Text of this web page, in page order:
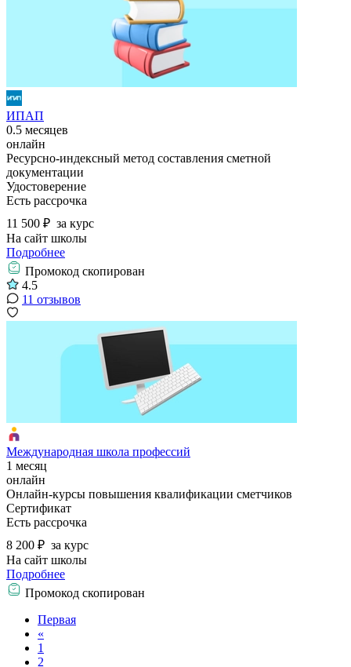
ИПАП
0.5 месяцев
онлайн
Ресурсно-индексный метод составления сметной
документации
Удостоверение
Есть рассрочка
11 500 ₽ за курс
На сайт школы
Подробнее
Промокод скопирован
4.5
11 отзывов
Международная школа профессий
1 месяц
онлайн
Онлайн-курсы повышения квалификации сметчиков
Сертификат
Есть рассрочка
8 200 ₽ за курс
На сайт школы
Подробнее
Промокод скопирован
Первая
«
1
2